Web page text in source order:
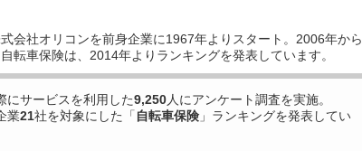
会社オリコンを前身企業に1967年よりスタート。2006年から
転車保険は、2014年よりランキングを発表しています。
にサービスを利用した9,250人にアンケート調査を実施。
業21社を対象にした「 自転車保険 」ランキングを発表してい